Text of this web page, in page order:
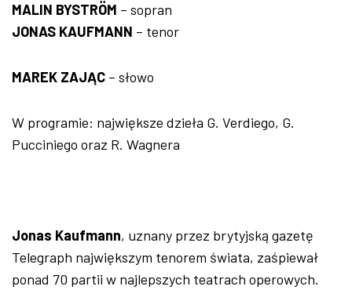
MALIN BYSTRÖM – sopran
JONAS KAUFMANN – tenor
MAREK ZAJĄC – słowo
W programie: największe dzieła G. Verdiego, G.
Pucciniego oraz R. Wagnera
Jonas Kaufmann, uznany przez brytyjską gazetę
Telegraph największym tenorem świata, zaśpiewał
ponad 70 partii w najlepszych teatrach operowych.